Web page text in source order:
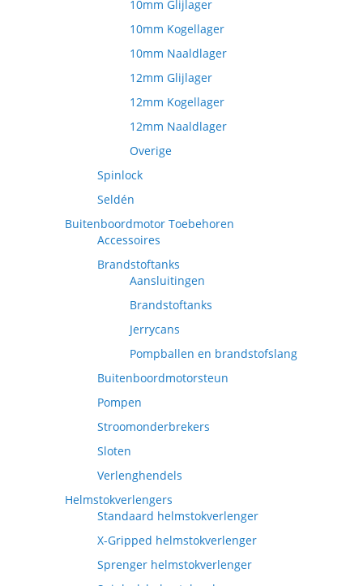
10mm Glijlager
10mm Kogellager
10mm Naaldlager
12mm Glijlager
12mm Kogellager
12mm Naaldlager
Overige
Spinlock
Seldén
Buitenboordmotor Toebehoren
Accessoires
Brandstoftanks
Aansluitingen
Brandstoftanks
Jerrycans
Pompballen en brandstofslang
Buitenboordmotorsteun
Pompen
Stroomonderbrekers
Sloten
Verlenghendels
Helmstokverlengers
Standaard helmstokverlenger
X-Gripped helmstokverlenger
Sprenger helmstokverlenger